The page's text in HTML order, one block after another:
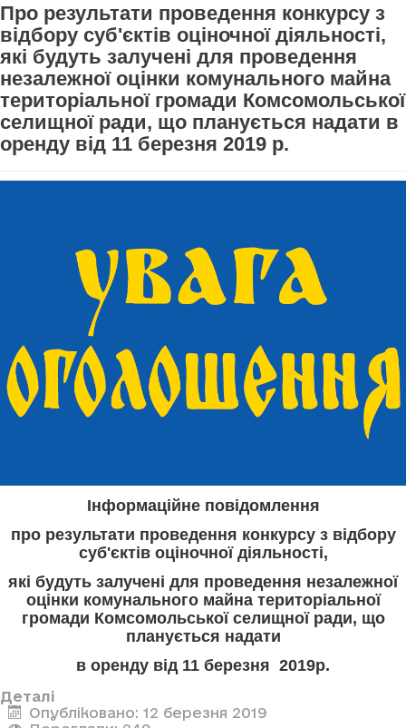
Про результати проведення конкурсу з
відбору суб'єктів оціночної діяльності,
які будуть залучені для проведення
незалежної оцінки комунального майна
територіальної громади Комсомольської
селищної ради, що планується надати в
оренду від 11 березня 2019 р.
Інформаційне повідомлення
про результати проведення конкурсу з відбору
суб'єктів оціночної діяльності,
які будуть залучені для проведення незалежної
оцінки комунального майна територіальної
громади Комсомольської селищної ради, що
планується надати
в оренду від 11 березня 2019р.
Деталі
Опубліковано: 12 березня 2019